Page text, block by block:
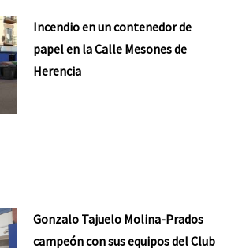
Incendio en un contenedor de
papel en la Calle Mesones de
Herencia
Gonzalo Tajuelo Molina-Prados
campeón con sus equipos del Club